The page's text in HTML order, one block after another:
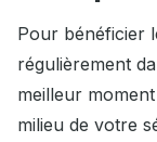
Pour bénéficier
régulièrement
meilleur
milieu de votre